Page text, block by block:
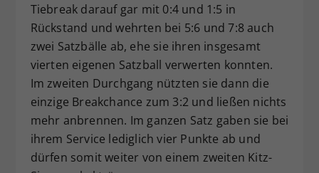
Tiebreak darauf gar mit 0:4 und 1:5 in
Rückstand und wehrten bei 5:6 und 7:8 auch
zwei Satzbälle ab, ehe sie ihren insgesamt
vierten eigenen Satzball verwerten konnten.
Im zweiten Durchgang nützten sie dann die
einzige Breakchance zum 3:2 und ließen nichts
mehr anbrennen. Im ganzen Satz gaben sie bei
ihrem Service lediglich vier Punkte ab und
dürfen somit weiter von einem zweiten Kitz-